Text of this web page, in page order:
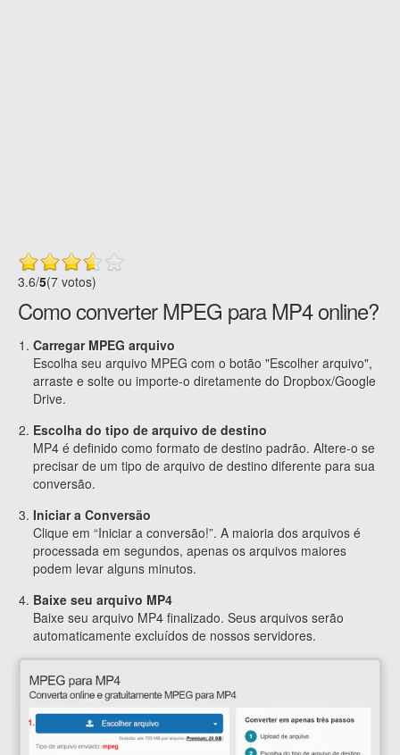
3.6/5(7 votos)
Como converter MPEG para MP4 online?
Carregar MPEG arquivo
Escolha seu arquivo MPEG com o botão "Escolher arquivo",
arraste e solte ou importe-o diretamente do Dropbox/Google
Drive.
Escolha do tipo de arquivo de destino
MP4 é definido como formato de destino padrão. Altere-o se
precisar de um tipo de arquivo de destino diferente para sua
conversão.
Iniciar a Conversão
Clique em “Iniciar a conversão!”. A maioria dos arquivos é
processada em segundos, apenas os arquivos maiores
podem levar alguns minutos.
Baixe seu arquivo MP4
Baixe seu arquivo MP4 finalizado. Seus arquivos serão
automaticamente excluídos de nossos servidores.